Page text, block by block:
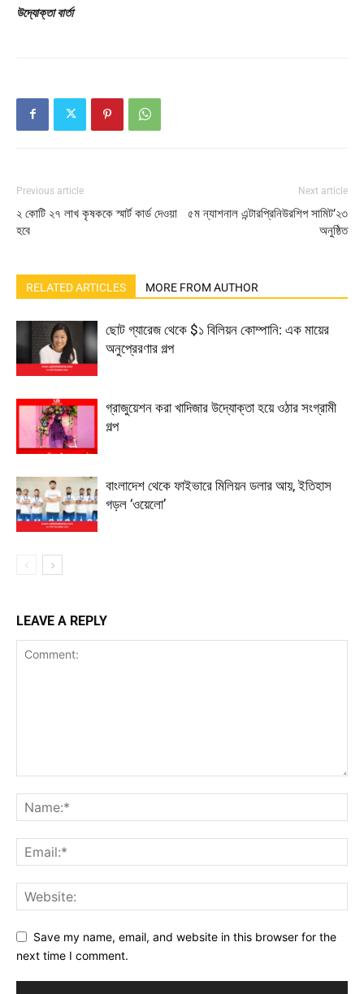
উদ্যোক্তা বার্তা
Previous article
২ কোটি ২৭ লাখ কৃষককে স্মার্ট কার্ড দেওয়া
হবে
Next article
৫ম ন্যাশনাল এন্টারপ্রিনিউরশিপ সামিট’২৩
অনুষ্ঠিত
RELATED ARTICLES MORE FROM AUTHOR
ছোট গ্যারেজ থেকে $১ বিলিয়ন কোম্পানি: এক মায়ের
অনুপ্রেরণার গল্প
গ্রাজুয়েশন করা খাদিজার উদ্যোক্তা হয়ে ওঠার সংগ্রামী
গল্প
বাংলাদেশ থেকে ফাইভারে মিলিয়ন ডলার আয়, ইতিহাস
গড়ল ‘ওয়েলো’
LEAVE A REPLY
Save my name, email, and website in this browser for the
next time I comment.